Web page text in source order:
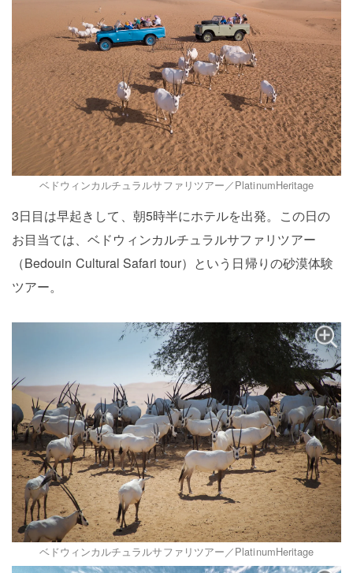
ベドウィンカルチュラルサファリツアー／PlatinumHeritage
3日目は早起きして、朝5時半にホテルを出発。この日の
お目当ては、ベドウィンカルチュラルサファリツアー
（Bedouin Cultural Safari tour）という日帰りの砂漠体験
ツアー。
ベドウィンカルチュラルサファリツアー／PlatinumHeritage